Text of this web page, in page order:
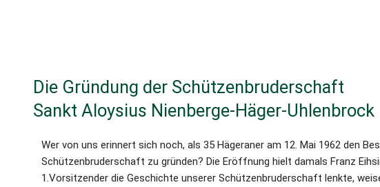
Die Gründung der Schützenbruderschaft
Sankt Aloysius Nienberge-Häger-Uhlenbrock
Wer von uns erinnert sich noch, als 35 Hägeraner am 12. Mai 1962 den
Schützenbruderschaft zu gründen? Die Eröffnung hielt damals Franz
1.Vorsitzender die Geschichte unserer Schützenbruderschaft lenkte,